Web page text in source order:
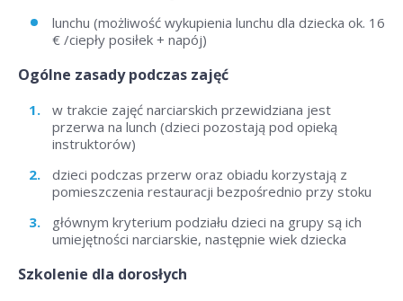
lunchu (możliwość wykupienia lunchu dla dziecka ok. 16
€ /ciepły posiłek + napój)
Ogólne zasady podczas zajęć
w trakcie zajęć narciarskich przewidziana jest
przerwa na lunch (dzieci pozostają pod opieką
instruktorów)
dzieci podczas przerw oraz obiadu korzystają z
pomieszczenia restauracji bezpośrednio przy stoku
głównym kryterium podziału dzieci na grupy są ich
umiejętności narciarskie, następnie wiek dziecka
Szkolenie dla dorosłych